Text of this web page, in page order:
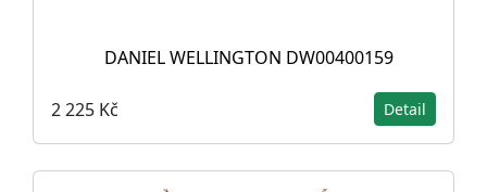
DANIEL WELLINGTON DW00400159
2 225 Kč Detail